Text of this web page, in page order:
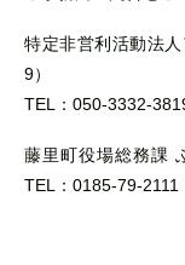
特定非営利活動法
9）
TEL：050-3332-
藤里町役場総務課
TEL：0185-79-2111